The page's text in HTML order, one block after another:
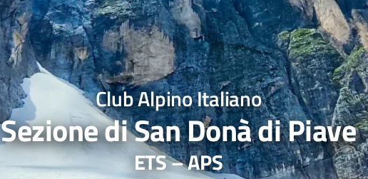
Club Alpino Italiano
Sezione di San Donà di Piave
ETS – APS